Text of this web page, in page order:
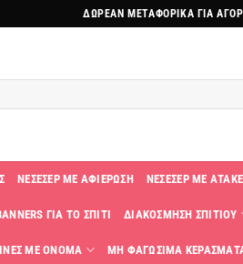
ΔΩΡΕΑΝ ΜΕΤΑΦΟΡΙΚΑ ΓΙΑ
ΝΕΣΕΣΕΡ ΜΕ ΑΦΙΕΡΩΣΗ ΝΕΣΕΣΕΡ ΜΕ
ΓΙΑ ΤΟ ΣΠΙΤΙ ΔΙΑΚΟΣΜΗΣΗ ΣΠΙΤΙΟΥ
ΜΕ ΟΝΟΜΑ ΜΗ ΦΑΓΩΣΙΜΑ